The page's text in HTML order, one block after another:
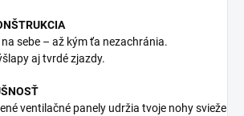
sebe – až kým ťa nezachránia.
aj tvrdé zjazdy.
ventilačné panely udržia tvoje nohy svieže